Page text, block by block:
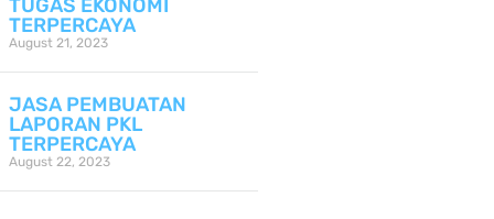
TUGAS EKONOMI
TERPERCAYA
August 21, 2023
JASA PEMBUATAN
LAPORAN PKL
TERPERCAYA
August 22, 2023